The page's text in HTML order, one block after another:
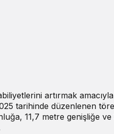
artırmak
tarihinde düzenlenen
11,7 metre genişliğe